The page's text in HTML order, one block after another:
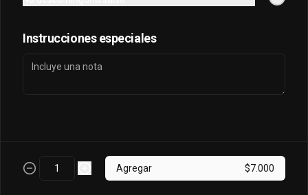
$7.100
Sake King Oriental
Instrucciones especiales
Agregar $7.000